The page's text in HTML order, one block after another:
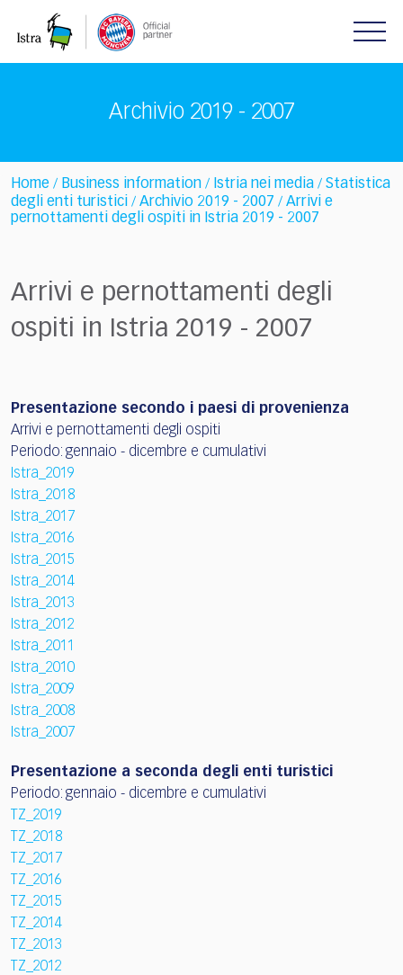
note:
Archivio 2019 - 2007
Home / Business information / Istria nei media / Statistica
degli enti turistici / Archivio 2019 - 2007 / Arrivi e
pernottamenti degli ospiti in Istria 2019 - 2007
Arrivi e pernottamenti degli
ospiti in Istria 2019 - 2007
Presentazione secondo i paesi di provenienza
Arrivi e pernottamenti degli ospiti
Periodo: gennaio - dicembre e cumulativi
Istra_2019
Istra_2018
Istra_2017
Istra_2016
Istra_2015
Istra_2014
Istra_2013
Istra_2012
Istra_2011
Istra_2010
Istra_2009
Istra_2008
Istra_2007
Presentazione a seconda degli enti turistici
Periodo: gennaio - dicembre e cumulativi
TZ_2019
TZ_2018
TZ_2017
TZ_2016
TZ_2015
TZ_2014
TZ_2013
TZ_2012